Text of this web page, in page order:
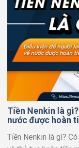
Tiền Nenkin là
nước được hoàn
Tiền Nenkin là gì?